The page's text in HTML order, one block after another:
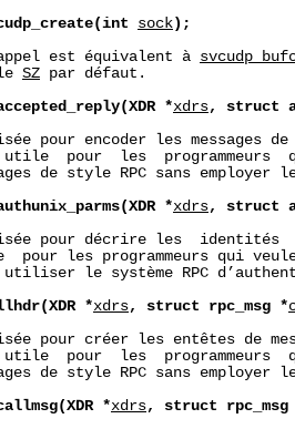
sock );
est équivalent à
SZ par défaut.
*xdrs, struct
pour encoder les messages
pour  les  programmeurs
de style RPC sans employer
*xdrs, struct
pour décrire les  identités
pour les programmeurs qui
le système RPC
*xdrs, struct rpc_msg *
pour créer les entêtes de
pour  les  programmeurs
de style RPC sans employer
*xdrs, struct
rpc_msg